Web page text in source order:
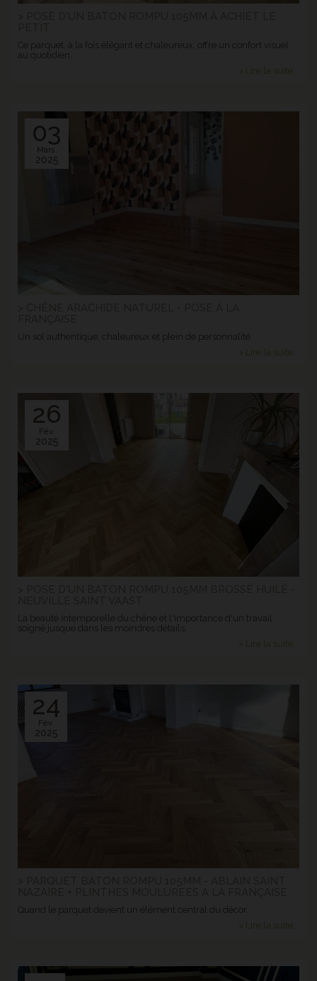
Ce parquet, à la fois élégant et chaleureux, offre un confort visuel
au quotidien.
> Lire la suite...
03
Mars.
2025
Un sol authentique, chaleureux et plein de personnalité
> Lire la suite...
26
Fév.
2025
La beauté intemporelle du chêne et l'importance d'un travail
soigné jusque dans les moindres détails.
> Lire la suite...
24
Fév.
2025
Quand le parquet devient un élément central du décor.
> Lire la suite...